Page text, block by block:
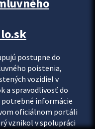
postupne do
poistenia,
vozidiel v
a spravodlivosť do
potrebné informácie
oficiálnom portáli
vznikol v spolupráci